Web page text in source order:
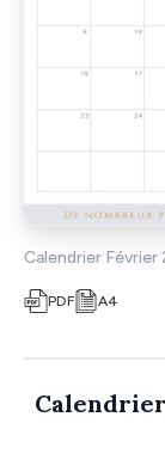
Calendrier
PDF A4